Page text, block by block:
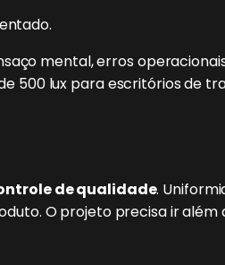
mental, erros
500 lux para escritórios de
de qualidade.
O projeto precisa ir além